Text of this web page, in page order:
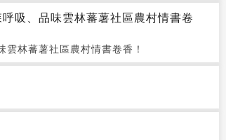
吸、品味雲林蕃薯社區農村情書卷
林蕃薯社區農村情書卷香！